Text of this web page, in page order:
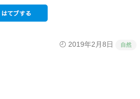
2019年2月8日 自然